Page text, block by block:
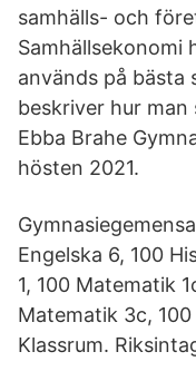
samhälls- och
Samhällsekonomi
används på bästa
beskriver hur
Ebba Brahe
hösten 2021.
Engelska 6, 100
1, 100 Matematik
Matematik 3c,
Klassrum.